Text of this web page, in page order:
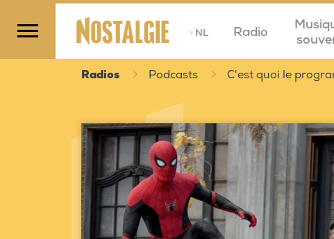
>NL Radio
Radios Podcasts C'est quoi le